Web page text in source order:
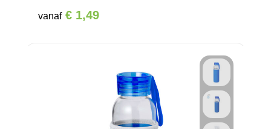
vanaf € 1,49